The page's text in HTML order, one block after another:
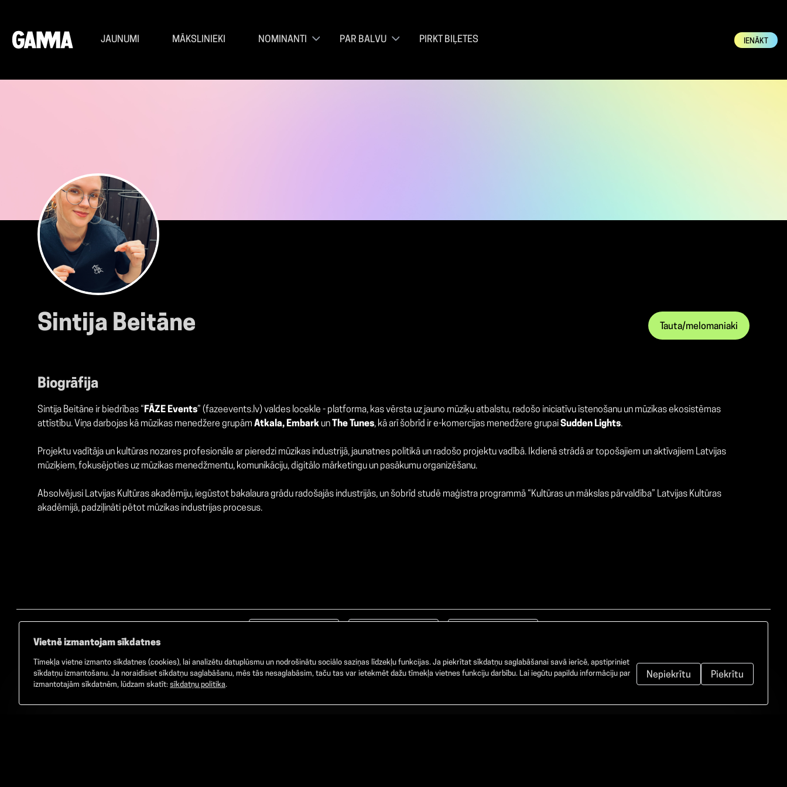
JAUNUMI MĀKSLINIEKI NOMINANTI PAR BALVU PIRKT BIĻETES IENĀKT
Sintija Beitāne Tauta/melomaniaki
Biogrāfija
Sintija Beitāne ir biedrības “ FĀZE Events” (fazeevents.lv) valdes locekle - platforma, kas vērsta uz jauno mūziķu atbalstu, radošo iniciatīvu īstenošanu un mūzikas ekosistēmas
attīstību. Viņa darbojas kā mūzikas menedžere grupām Atkala, Embark un The Tunes, kā arī šobrīd ir e-komercijas menedžere grupaiSudden Lights.
Projektu vadītāja un kultūras nozares profesionāle ar pieredzi mūzikas industrijā, jaunatnes politikā un radošo projektu vadībā. Ikdienā strādā ar topošajiem un aktīvajiem Latvijas
mūziķiem, fokusējoties uz mūzikas menedžmentu, komunikāciju, digitālo mārketingu un pasākumu organizēšanu.
Absolvējusi Latvijas Kultūras akadēmiju, iegūstot bakalaura grādu radošajās industrijās, un šobrīd studē maģistra programmā “Kultūras un mākslas pārvaldība” Latvijas Kultūras
akadēmijā, padziļināti pētot mūzikas industrijas procesus.
Vietnē izmantojam sīkdatnes
Tīmekļa vietne izmanto sīkdatnes (cookies), lai analizētu datuplūsmu un nodrošinātu sociālo saziņas līdzekļu funkcijas. Ja piekrītat sīkdatņu saglabāšanai savā ierīcē, apstipriniet
sīkdatņu izmantošanu. Ja noraidīsiet sīkdatņu saglabāšanu, mēs tās nesaglabāsim, taču tas var ietekmēt dažu tīmekļa vietnes funkciju darbību. Lai iegūtu papildu informāciju par
izmantotajām sīkdatnēm, lūdzam skatīt: sīkdatņu politika.
Nepiekrītu Piekrītu